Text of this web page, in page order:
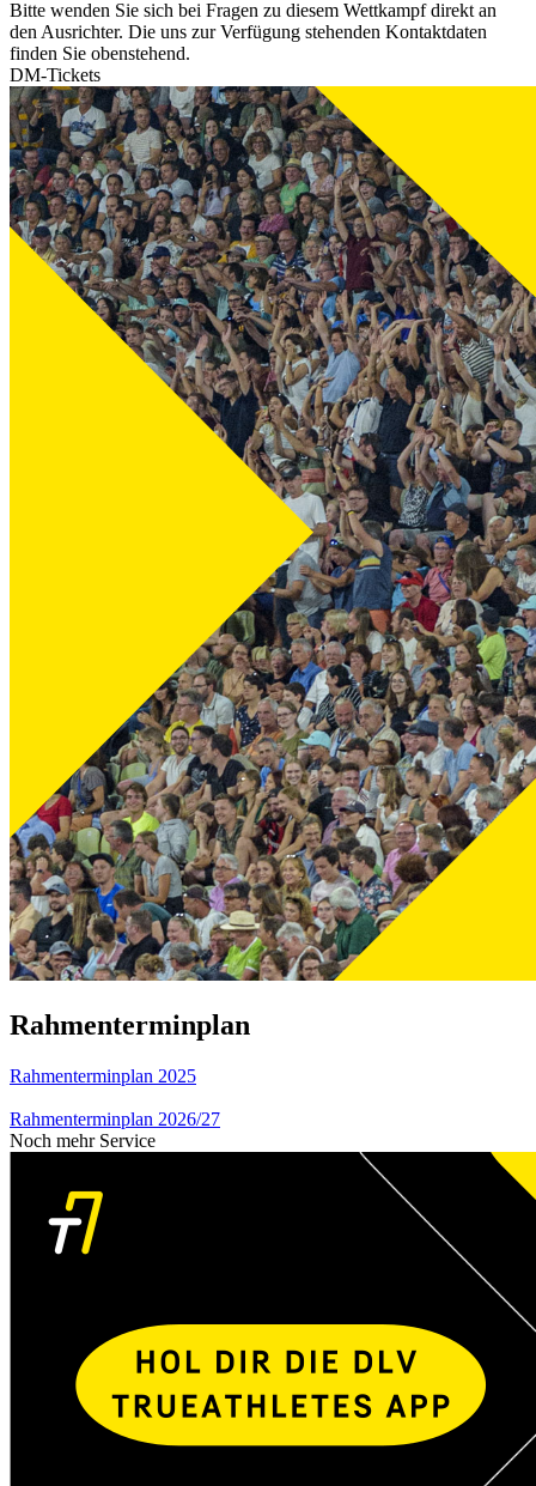
Bitte wenden Sie sich bei Fragen zu diesem Wettkampf direkt an
den Ausrichter. Die uns zur Verfügung stehenden Kontaktdaten
finden Sie obenstehend.
DM-Tickets
Rahmenterminplan
Rahmenterminplan 2025
Rahmenterminplan 2026/27
Noch mehr Service